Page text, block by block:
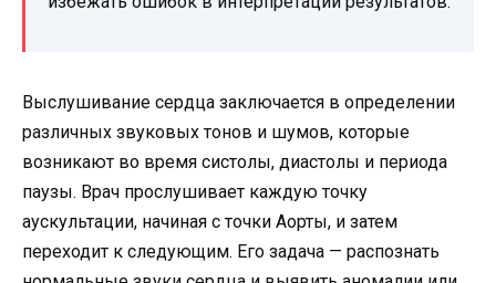
Выслушивание сердца заключается в определении
различных звуковых тонов и шумов, которые
возникают во время систолы, диастолы и периода
паузы. Врач прослушивает каждую точку
аускультации, начиная с точки Аорты, и затем
переходит к следующим. Его задача — распознать